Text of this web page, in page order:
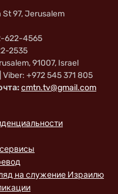
97, Jerusalem
622-4565
2535
91007, Israel
Viber: +972 545 371 805
cmtn.tv@gmail.com
на служение Израилю